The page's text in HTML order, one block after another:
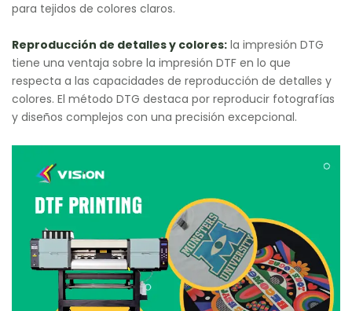
para tejidos de colores claros.
Reproducción de detalles y colores: la impresión DTG
tiene una ventaja sobre la impresión DTF en lo que
respecta a las capacidades de reproducción de detalles y
colores. El método DTG destaca por reproducir fotografías
y diseños complejos con una precisión excepcional.